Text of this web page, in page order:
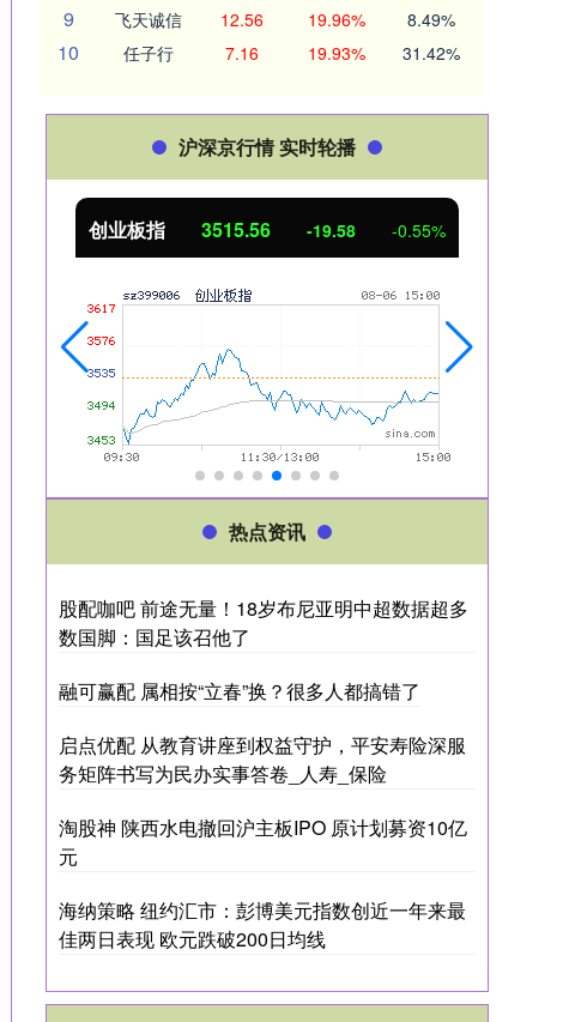
9 飞天诚信 12.56 19.96% 8.49%
10 任子行 7.16 19.93% 31.42%
沪深京行情 实时轮播
创业板指 3515.56 -19.58 -0.55%
热点资讯
股配咖吧 前途无量！18岁布尼亚明中超数据超多
数国脚：国足该召他了
融可赢配 属相按“立春”换？很多人都搞错了
启点优配 从教育讲座到权益守护，平安寿险深服
务矩阵书写为民办实事答卷_人寿_保险
淘股神 陕西水电撤回沪主板IPO 原计划募资10亿
元
海纳策略 纽约汇市：彭博美元指数创近一年来最
佳两日表现 欧元跌破200日均线